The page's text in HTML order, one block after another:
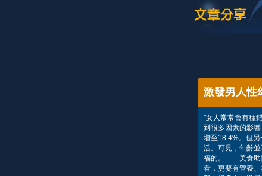
激發男人性
"女人常常會有種
到很多因素的影
增至18.4%。但
活。可見，年齡
福的。 美食助
看，更要有營養